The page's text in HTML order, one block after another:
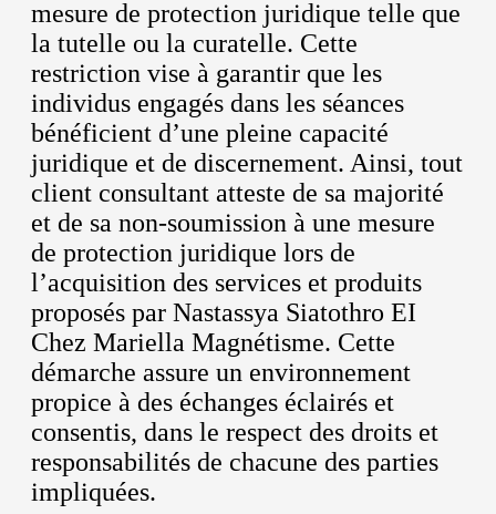
mesure de protection juridique telle que
la tutelle ou la curatelle. Cette
restriction vise à garantir que les
individus engagés dans les séances
bénéficient d’une pleine capacité
juridique et de discernement. Ainsi, tout
client consultant atteste de sa majorité
et de sa non-soumission à une mesure
de protection juridique lors de
l’acquisition des services et produits
proposés par Nastassya Siatothro EI
Chez Mariella Magnétisme. Cette
démarche assure un environnement
propice à des échanges éclairés et
consentis, dans le respect des droits et
responsabilités de chacune des parties
impliquées.